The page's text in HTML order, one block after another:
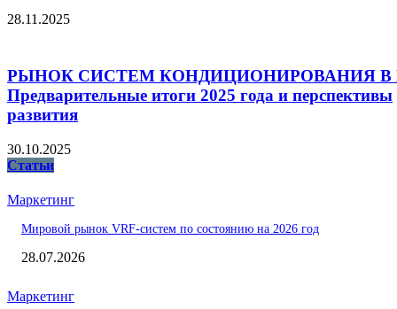
28.11.2025
РЫНОК СИСТЕМ КОНДИЦИОНИРОВАНИЯ В
Предварительные итоги 2025 года и перспективы
развития
30.10.2025
Статьи
Маркетинг
Мировой рынок VRF-систем по состоянию на 2026 год
28.07.2026
Маркетинг